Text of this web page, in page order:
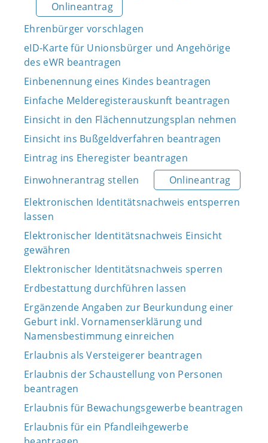
Onlineantrag
Ehrenbürger vorschlagen
eID-Karte für Unionsbürger und Angehörige
des eWR beantragen
Einbenennung eines Kindes beantragen
Einfache Melderegisterauskunft beantragen
Einsicht in den Flächennutzungsplan nehmen
Einsicht ins Bußgeldverfahren beantragen
Eintrag ins Eheregister beantragen
Einwohnerantrag stellen
Onlineantrag
Elektronischen Identitätsnachweis entsperren
lassen
Elektronischer Identitätsnachweis Einsicht
gewähren
Elektronischer Identitätsnachweis sperren
Erdbestattung durchführen lassen
Ergänzende Angaben zur Beurkundung einer
Geburt inkl. Vornamenserklärung und
Namensbestimmung einreichen
Erlaubnis als Versteigerer beantragen
Erlaubnis der Schaustellung von Personen
beantragen
Erlaubnis für Bewachungsgewerbe beantragen
Erlaubnis für ein Pfandleihgewerbe